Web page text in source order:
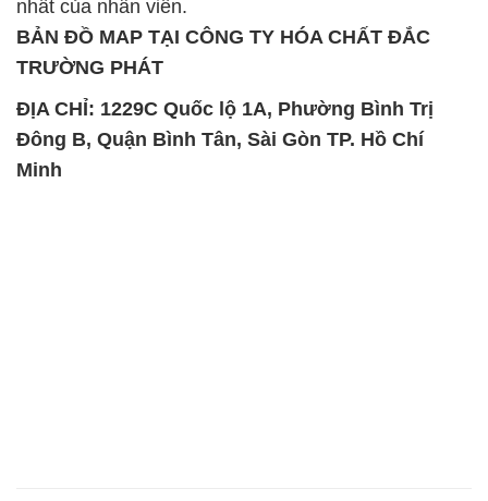
nhất của nhân viên.
BẢN ĐỒ MAP TẠI CÔNG TY HÓA CHẤT ĐẮC
TRƯỜNG PHÁT
ĐỊA CHỈ: 1229C Quốc lộ 1A, Phường Bình Trị
Đông B, Quận Bình Tân, Sài Gòn TP. Hồ Chí
Minh